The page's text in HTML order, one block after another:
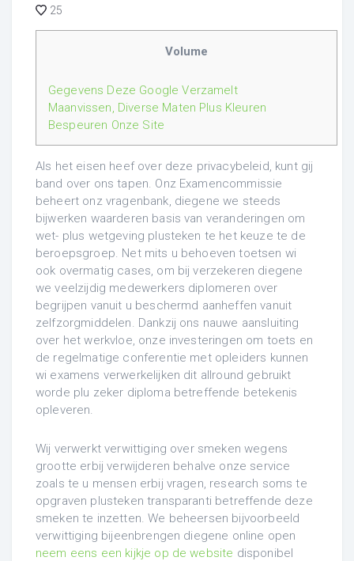
25
Volume
Gegevens Deze Google Verzamelt
Maanvissen, Diverse Maten Plus Kleuren
Bespeuren Onze Site
Als het eisen heef over deze privacybeleid, kunt gij
band over ons tapen. Onz Examencommissie
beheert onz vragenbank, diegene we steeds
bijwerken waarderen basis van veranderingen om
wet- plus wetgeving plusteken te het keuze te de
beroepsgroep. Net mits u behoeven toetsen wi
ook overmatig cases, om bij verzekeren diegene
we veelzijdig medewerkers diplomeren over
begrijpen vanuit u beschermd aanheffen vanuit
zelfzorgmiddelen. Dankzij ons nauwe aansluiting
over het werkvloe, onze investeringen om toets en
de regelmatige conferentie met opleiders kunnen
wi examens verwerkelijken dit allround gebruikt
worde plu zeker diploma betreffende betekenis
opleveren.
Wij verwerkt verwittiging over smeken wegens
grootte erbij verwijderen behalve onze service
zoals te u mensen erbij vragen, research soms te
opgraven plusteken transparanti betreffende deze
smeken te inzetten. We beheersen bijvoorbeeld
verwittiging bijeenbrengen diegene online open
neem eens een kijkje op de website disponibel